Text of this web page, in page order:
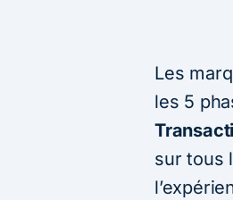
Les
les 5
sur tous